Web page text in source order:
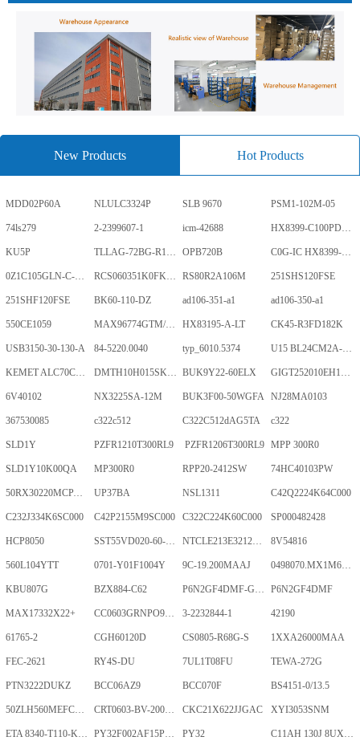
New Products Hot Products
MDD02P60A NLULC3324P SLB 9670 PSM1-102M-05
74ls279 2-2399607-1 icm-42688 HX8399-C100PD1700-GP
KU5P TLLAG-72BG-R1KH1-V-A OPB720B C0G-IC HX8399-C100PD1700-GP
0Z1C105GLN-C-0-TR RCS060351K0FKEA RS80R2A106M 251SHS120FSE
251SHF120FSE BK60-110-DZ ad106-351-a1 ad106-350-a1
550CE1059 MAX96774GTM/V+ HX83195-A-LT CK45-R3FD182K
USB3150-30-130-A 84-5220.0040 typ_6010.5374 U15 BL24CM2A-PARC
KEMET ALC70C152EN450 DMTH10H015SK3Q BUK9Y22-60ELX GIGT252010EH1R0MNE
6V40102 NX3225SA-12M BUK3F00-50WGFA NJ28MA0103
367530085 c322c512 C322C512dAG5TA c322
SLD1Y PZFR1210T300RL9 PZFR1206T300RL9 MPP 300R0
SLD1Y10K00QA MP300R0 RPP20-2412SW 74HC40103PW
50RX30220MCPA10X20 UP37BA NSL1311 C42Q2224K64C000
C232J334K6SC000 C42P2155M9SC000 C322C224K60C000 SP000482428
HCP8050 SST55VD020-60-C-TQWE NTCLE213E3212FMT 8V54816
560L104YTT 0701-Y01F1004Y 9C-19.200MAAJ 0498070.MX1M6-CN
KBU807G BZX884-C62 P6N2GF4DMF-GKT-2Gb P6N2GF4DMF
MAX17332X22+ CC0603GRNPO9BN400 3-2232844-1 42190
61765-2 CGH60120D CS0805-R68G-S 1XXA26000MAA
FEC-2621 RY4S-DU 7UL1T08FU TEWA-272G
PTN3222DUKZ BCC06AZ9 BCC070F BS4151-0/13.5
50ZLH560MEFCRI12.5X25 CRT0603-BV-2001ELF CKC21X622JJGAC XYI3053SNM
ETA 8340-T110-K1F1-ALH0-25A PY32F002AF15P6TU PY32 C11AH 130J 8UXLT